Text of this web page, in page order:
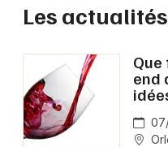
Les
Que
end